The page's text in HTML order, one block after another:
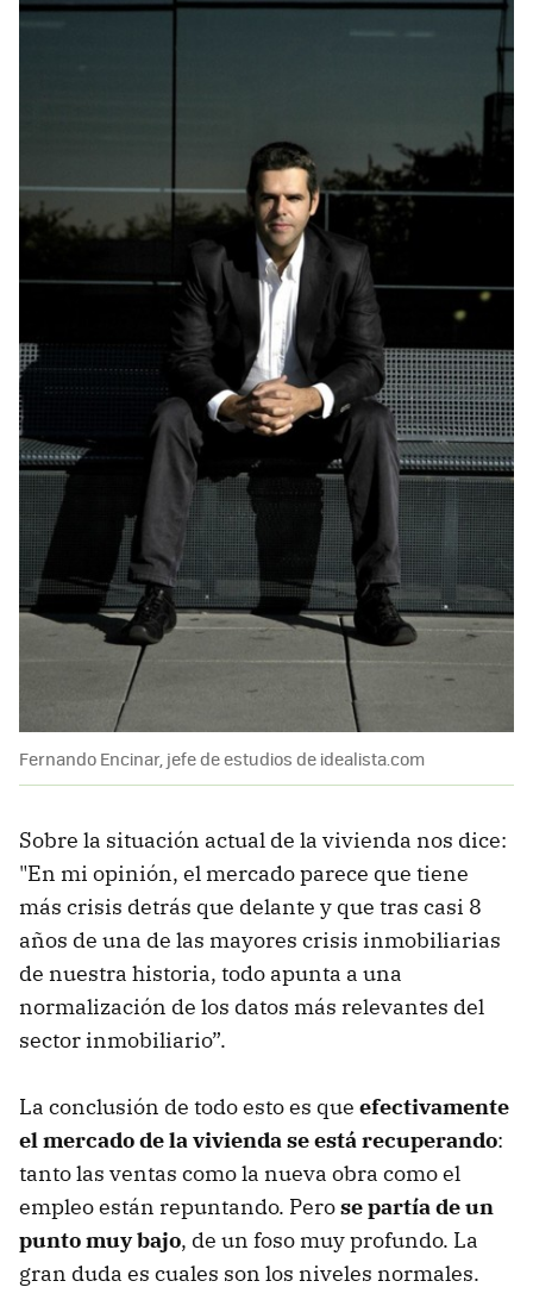
Fernando Encinar, jefe de estudios de idealista.com
Sobre la situación actual de la vivienda nos dice:
"En mi opinión, el mercado parece que tiene
más crisis detrás que delante y que tras casi 8
años de una de las mayores crisis inmobiliarias
de nuestra historia, todo apunta a una
normalización de los datos más relevantes del
sector inmobiliario”.
La conclusión de todo esto es que efectivamente
el mercado de la vivienda se está recuperando:
tanto las ventas como la nueva obra como el
empleo están repuntando. Perose partía de un
punto muy bajo, de un foso muy profundo. La
gran duda es cuales son los niveles normales.